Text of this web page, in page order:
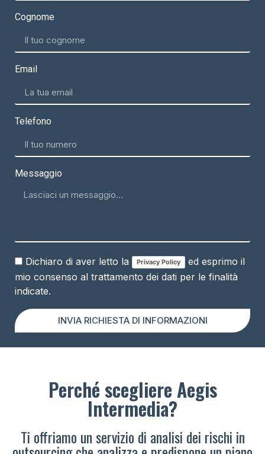
Cognome
Email
Telefono
Messaggio
Dichiaro di aver letto la Privacy Policy
ed esprimo il
mio consenso al trattamento dei dati per le finalità
indicate.
INVIA RICHIESTA DI INFORMAZIONI
Perché scegliere Aegis
Intermedia?
Ti offriamo un servizio di analisi dei rischi in